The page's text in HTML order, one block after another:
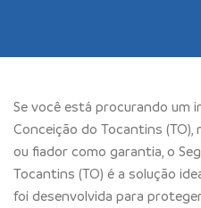
Se você está procurando um
Conceição do Tocantins
ou fiador como garantia, o
Tocantins (TO) é a solução
foi desenvolvida para